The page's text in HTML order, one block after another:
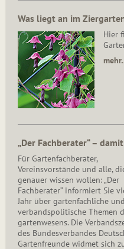
Was liegt an im
Hier
„Der Fachberater“ –
Für Gartenfachberater,
Vereinsvorstände und alle,
genauer wissen wollen: „Der
Fachberater“ informiert Sie
Jahr über gartenfachliche und
verbandspolitische Themen
gar­ten­wesens. Die
des Bun­des­ver­ban­des
Gartenfreunde widmet sich